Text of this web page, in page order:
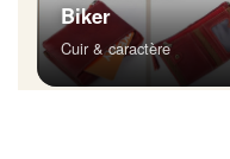
Biker
Cuir & caractère